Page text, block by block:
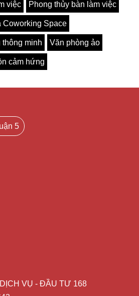
việc Phong thủy bàn làm việc
Coworking Space
minh Văn phòng ảo
cảm hứng
5
VỤ - ĐẦU TƯ 168